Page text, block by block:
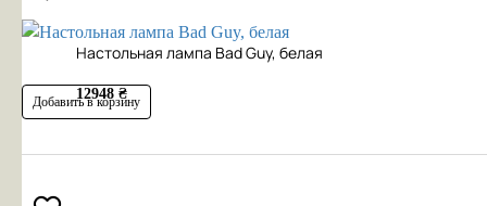
Настольная лампа Bad Guy, белая
12948 ₴
Добавить в корзину